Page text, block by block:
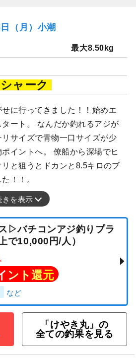
（月）小潮
最大8.50kg
ャーク
に行ってきました！！始めエ
ート。 なんだか釣れるアジが
サイズで青物一口サイズが少
イントへ。 僚船から深場でヒ
と狙うとドカンと8.5キロのブ
！！。
きを表示
ス▷バチコンアジ釣りプラ
上で10,000円/人）
/人
ポイント還元
）
「けやき丸」の
全ての釣果を見る